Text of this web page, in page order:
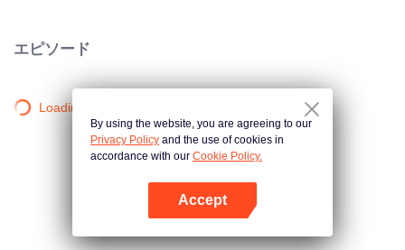
エピソード
Loading…
By using the website, you are agreeing to our
Privacy Policy and the use of cookies in
accordance with our Cookie Policy.
Accept